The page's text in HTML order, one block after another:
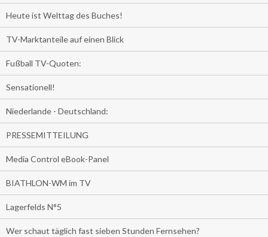
Heute ist Welttag des Buches!
TV-Marktanteile auf einen Blick
Fußball TV-Quoten:
Sensationell!
Niederlande - Deutschland:
PRESSEMITTEILUNG
Media Control eBook-Panel
BIATHLON-WM im TV
Lagerfelds N°5
Wer schaut täglich fast sieben Stunden Fernsehen?